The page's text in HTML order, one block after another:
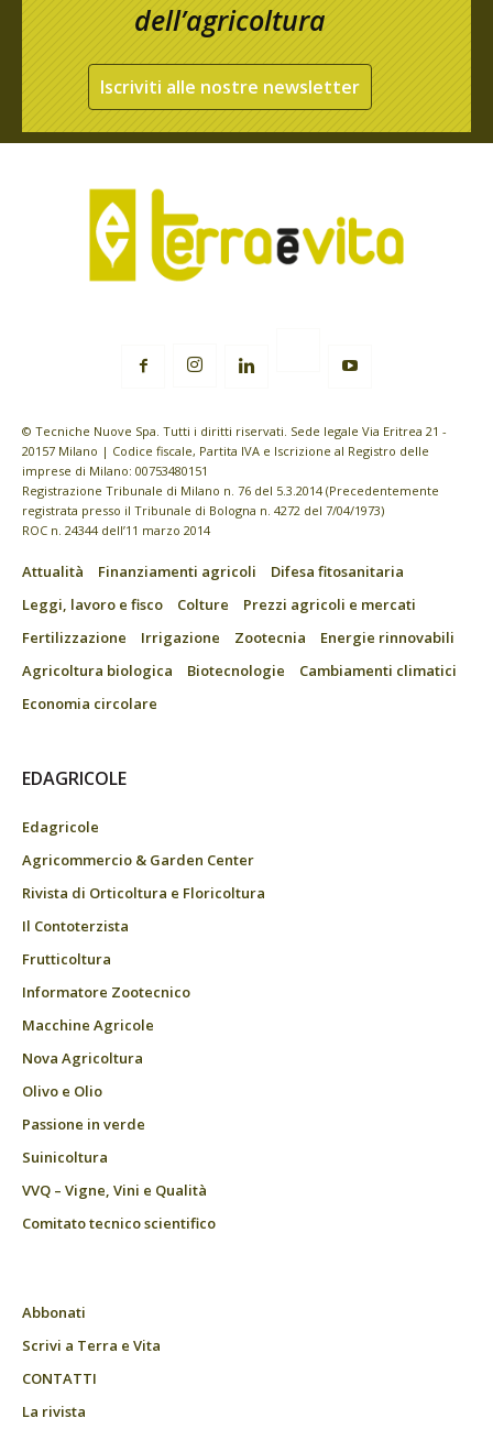
dell’agricoltura
Iscriviti alle nostre newsletter
© Tecniche Nuove Spa. Tutti i diritti riservati. Sede legale Via Eritrea 21 -
20157 Milano | Codice fiscale, Partita IVA e Iscrizione al Registro delle
imprese di Milano: 00753480151
Registrazione Tribunale di Milano n. 76 del 5.3.2014 (Precedentemente
registrata presso il Tribunale di Bologna n. 4272 del 7/04/1973)
ROC n. 24344 dell’11 marzo 2014
Attualità Finanziamenti agricoli
Difesa fitosanitaria
Leggi, lavoro e fisco
Colture
Prezzi agricoli e mercati
Fertilizzazione
Irrigazione Zootecnia
Energie rinnovabili
Agricoltura biologica
Biotecnologie
Cambiamenti climatici
Economia circolare
EDAGRICOLE
Edagricole
Agricommercio & Garden Center
Rivista di Orticoltura e Floricoltura
Il Contoterzista
Frutticoltura
Informatore Zootecnico
Macchine Agricole
Nova Agricoltura
Olivo e Olio
Passione in verde
Suinicoltura
VVQ – Vigne, Vini e Qualità
Comitato tecnico scientifico
Abbonati
Scrivi a Terra e Vita
CONTATTI
La rivista